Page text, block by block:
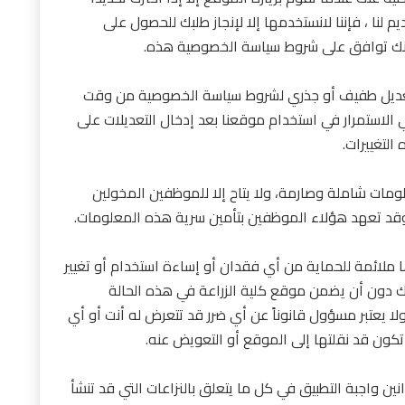
، فإننا لانستخدمها إلا لإنجاز طلبك للحصول على
توافق على شروط سياسة الخصوصية هذه.
تعديل طفيف أو جذري لشروط سياسة الخصوصية من وقت
في استخدام موقعنا بعد إدخال التعديلات على
شاملة وصارمة، ولا يتاح إلا للموظفين المخولين
تعهد هؤلاء الموظفين بتأمين سرية هذه المعلومات.
ملائمة للحماية من أي فقدان أو إساءة استخدام أو تغيير
دون أن يضمن موقع كلية الزراعة في هذه الحالة
يعتبر مسؤول قانوناً عن أي ضرر قد تتعرض له أنت أو أي
قد نقلتها إلى الموقع أو التعويض عنه.
واجبة التطبيق في كل ما يتعلق بالنزاعات التي قد تنشأ